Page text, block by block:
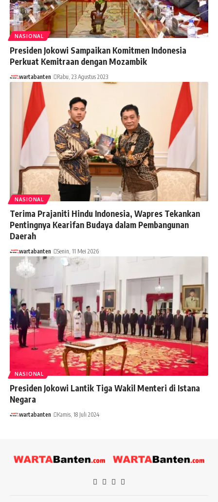
NASIONAL
Presiden Jokowi Sampaikan Komitmen Indonesia
Perkuat Kemitraan dengan Mozambik
wartabanten Rabu, 23 Agustus 2023
NASIONAL
Terima Prajaniti Hindu Indonesia, Wapres Tekankan
Pentingnya Kearifan Budaya dalam Pembangunan
Daerah
wartabanten Senin, 11 Mei 2026
NASIONAL
Presiden Jokowi Lantik Tiga Wakil Menteri di Istana
Negara
wartabanten Kamis, 18 Juli 2024